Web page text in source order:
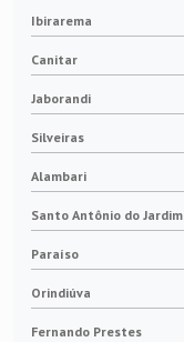
Ibirarema
Canitar
Jaborandi
Silveiras
Alambari
Santo Antônio do Jardim
Paraíso
Orindiúva
Fernando Prestes